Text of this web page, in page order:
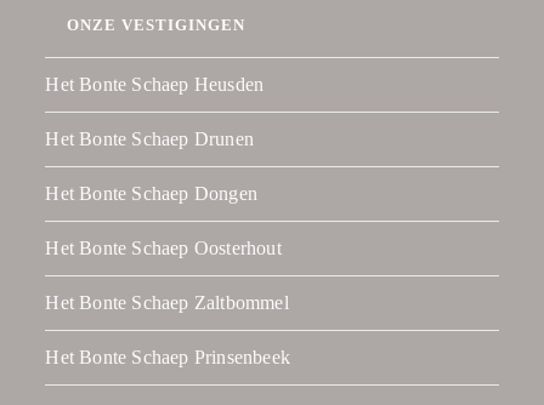
ONZE VESTIGINGEN
Het Bonte Schaep Heusden
Het Bonte Schaep Drunen
Het Bonte Schaep Dongen
Het Bonte Schaep Oosterhout
Het Bonte Schaep Zaltbommel
Het Bonte Schaep Prinsenbeek